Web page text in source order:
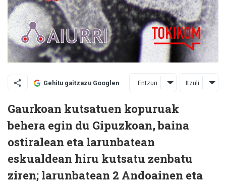
Gehitu gaitzazu Googlen Entzun Itzuli
Gaurkoan kutsatuen kopuruak
behera egin du Gipuzkoan, baina
ostiralean eta larunbatean
eskualdean hiru kutsatu zenbatu
ziren; larunbatean 2 Andoainen eta